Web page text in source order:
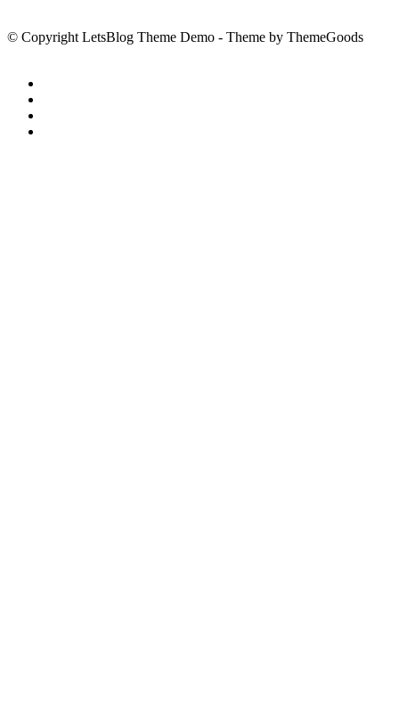
© Copyright LetsBlog Theme Demo - Theme by ThemeGoods